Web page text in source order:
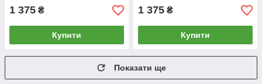
1 375 ₴
Купити
1 375 ₴
Купити
Показати ще